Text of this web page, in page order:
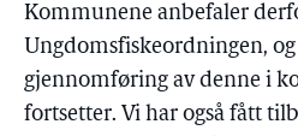
Kommunene anbefaler
Ungdomsfiskeordningen,
gjennomføring av denne i
fortsetter. Vi har også fått